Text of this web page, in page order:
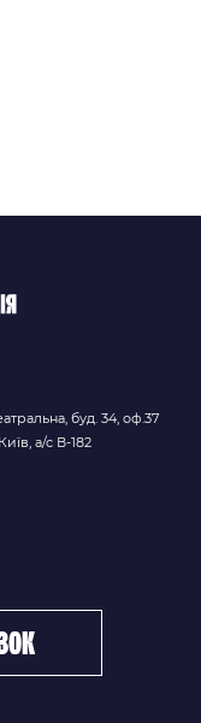
буд. 34, оф.37
а/с В-182